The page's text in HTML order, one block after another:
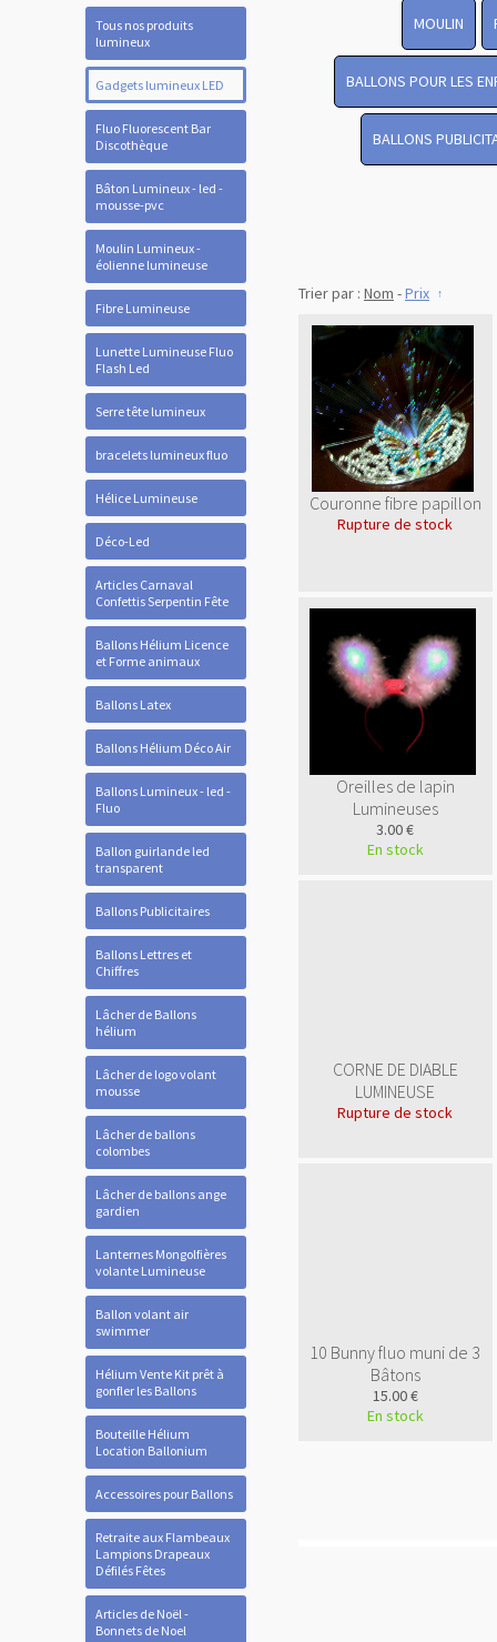
Tous nos produits
lumineux
Gadgets lumineux LED
Fluo Fluorescent Bar
Discothèque
Bâton Lumineux - led -
mousse-pvc
Moulin Lumineux -
éolienne lumineuse
Fibre Lumineuse
Lunette Lumineuse Fluo
Flash Led
Serre tête lumineux
bracelets lumineux fluo
Hélice Lumineuse
Déco-Led
Articles Carnaval
Confettis Serpentin Fête
Ballons Hélium Licence
et Forme animaux
Ballons Latex
Ballons Hélium Déco Air
Ballons Lumineux - led -
Fluo
Ballon guirlande led
transparent
Ballons Publicitaires
Ballons Lettres et
Chiffres
Lâcher de Ballons
hélium
Lâcher de logo volant
mousse
Lâcher de ballons
colombes
Lâcher de ballons ange
gardien
Lanternes Mongolfières
volante Lumineuse
Ballon volant air
swimmer
Hélium Vente Kit prêt à
gonfler les Ballons
Bouteille Hélium
Location Ballonium
Accessoires pour Ballons
Retraite aux Flambeaux
Lampions Drapeaux
Défilés Fêtes
Articles de Noël -
Bonnets de Noel
MOULIN
BALLONS POUR LES
BALLONS
Trier par : Nom -Prix
Couronne fibre papillon
Rupture de stock
Oreilles de lapin
Lumineuses
3.00 €
En stock
CORNE DE DIABLE
LUMINEUSE
Rupture de stock
10 Bunny fluo muni de 3
Bâtons
15.00 €
En stock